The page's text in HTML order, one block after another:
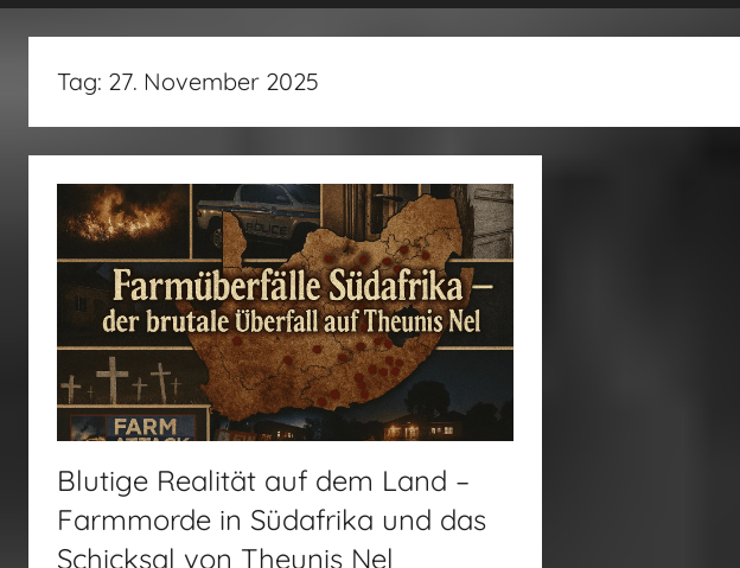
fertig…!
Tag: 27. November 2025
Blutige Realität auf dem Land –
Farmmorde in Südafrika und das
Schicksal von Theunis Nel